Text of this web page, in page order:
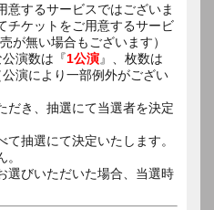
意するサービスではございま
チケットをご用意するサービ
が無い場合もございます）
公演数は『1公演』、枚数は
演により一部例外がござい
だき、抽選にて当選者を決定
て抽選にて決定いたします。
選びいただいた場合、当選時